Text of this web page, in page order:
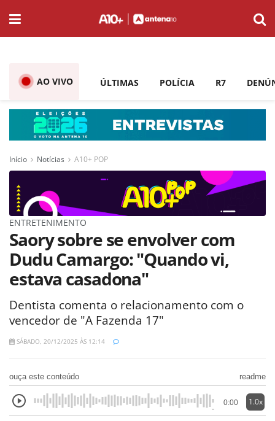
AO VIVO ÚLTIMAS POLÍCIA R7
Início Notícias A10+ POP
ENTRETENIMENTO
Saory sobre se envolver com
Dudu Camargo: "Quando vi,
estava casadona"
Dentista comenta o relacionamento com o
vencedor de "A Fazenda 17"
SÁBADO, 20/12/2025 ÀS 12:14
ouça este conteúdo readme
0:00 1.0x